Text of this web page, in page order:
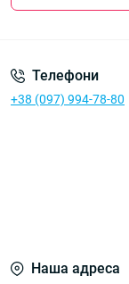
Телефони
+38 (097) 994-78-80
Наша адреса